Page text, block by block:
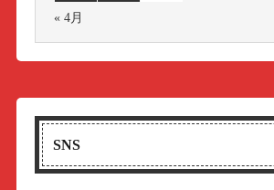
« 4月
SNS